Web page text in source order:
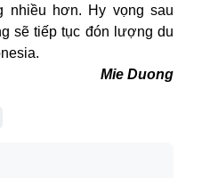
nhiều hơn. Hy vọng sau
sẽ tiếp tục đón lượng du
Mie Duong